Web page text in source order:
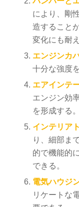
により、剛
造すること
変化にも耐
エンジンカ
十分な強度
エアインテ
エンジン効
を形成する。
インテリア
り、細部ま
的で機能的
できる。
電気ハウジ
リケートな